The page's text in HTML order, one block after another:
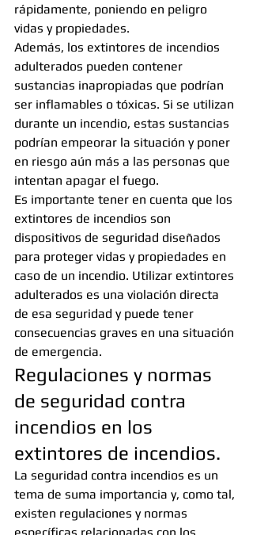
rápidamente, poniendo en peligro
vidas y propiedades.
Además, los extintores de incendios
adulterados pueden contener
sustancias inapropiadas que podrían
ser inflamables o tóxicas. Si se utilizan
durante un incendio, estas sustancias
podrían empeorar la situación y poner
en riesgo aún más a las personas que
intentan apagar el fuego.
Es importante tener en cuenta que los
extintores de incendios son
dispositivos de seguridad diseñados
para proteger vidas y propiedades en
caso de un incendio. Utilizar extintores
adulterados es una violación directa
de esa seguridad y puede tener
consecuencias graves en una situación
de emergencia.
Regulaciones y normas
de seguridad contra
incendios en los
extintores de incendios.
La seguridad contra incendios es un
tema de suma importancia y, como tal,
existen regulaciones y normas